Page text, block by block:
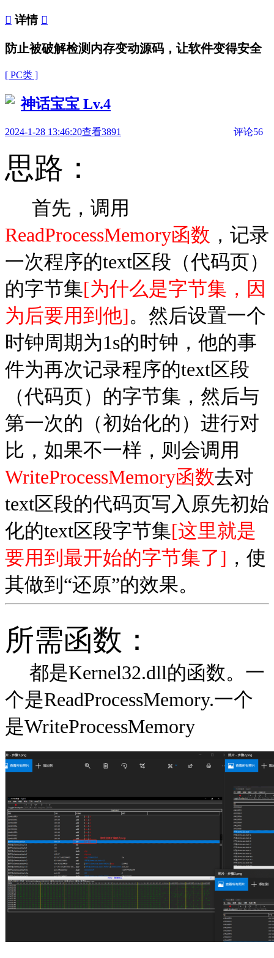
 详情 
防止被破解检测内存变动源码，让软件变得安全
[ PC类 ]
神话宝宝 Lv.4
2024-1-28 13:46:20查看3891 评论56
思路：
首先，调用
ReadProcessMemory函数 ， 记录
一次程序的text区段（代码页）
的字节集[为什么是字节集，因
为后要用到他]。然后设置一个
时钟周期为1s的时钟，他的事
件为再次记录程序的text区段
（代码页）的字节集，然后与
第一次的（初始化的）进行对
比，如果不一样，则会调用
WriteProcessMemory函数去对
text区段的代码页写入原先初始
化的text区段字节集[这里就是
要用到最开始的字节集了] ，使
其做到“还原”的效果。
所需函数：
都是Kernel32.dll的函数。一
个是ReadProcessMemory.一个
是WriteProcessMemory